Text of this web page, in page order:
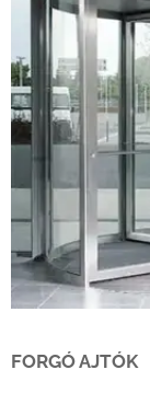
FORGÓ AJTÓK